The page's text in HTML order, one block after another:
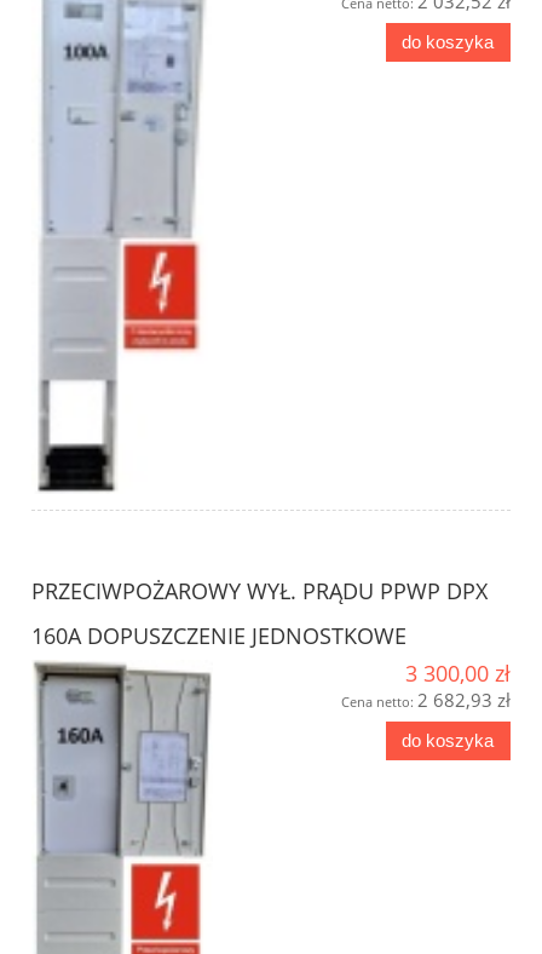
do koszyka
PRZECIWPOŻAROWY WYŁ. PRĄDU PPWP DPX
160A DOPUSZCZENIE JEDNOSTKOWE
3 300,00 zł
Cena netto: 2 682,93 zł
do koszyka